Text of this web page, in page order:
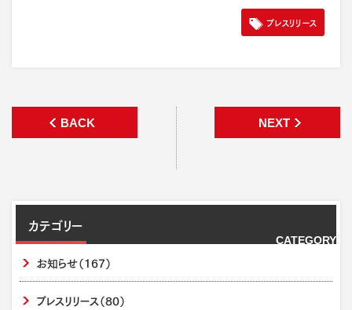
プレスリリース
BACK NEXT
カテゴリー
CATEGORY
お知らせ（167）
プレスリリース（80）